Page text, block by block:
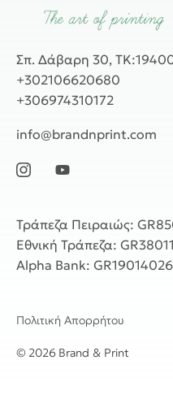
Σπ. Δάβαρη 30,
+302106620680
+306974310172
info@brandnprint.com
Τράπεζα Πειραιώς:
Εθνική Τράπεζα:
Alpha Bank:
© 2026 Brand & Print
Πολιτική Απορρήτου